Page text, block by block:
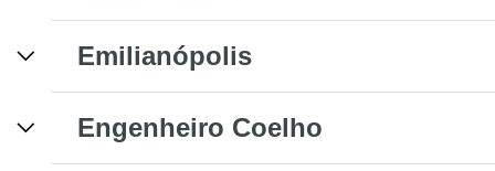
Emilianópolis
Engenheiro Coelho